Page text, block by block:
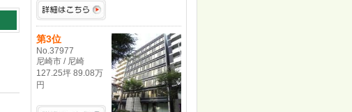
第3位
No.37977
尼崎市 / 尼崎
127.25坪 89.08万
円